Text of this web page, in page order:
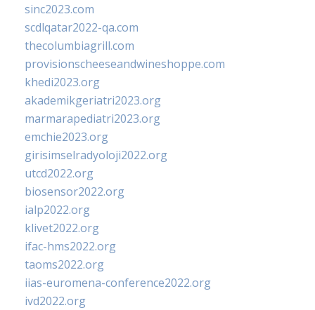
sinc2023.com
scdlqatar2022-qa.com
thecolumbiagrill.com
provisionscheeseandwineshoppe.com
khedi2023.org
akademikgeriatri2023.org
marmarapediatri2023.org
emchie2023.org
girisimselradyoloji2022.org
utcd2022.org
biosensor2022.org
ialp2022.org
klivet2022.org
ifac-hms2022.org
taoms2022.org
iias-euromena-conference2022.org
ivd2022.org